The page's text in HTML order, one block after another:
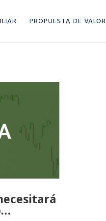
PROPUESTA DE VALOR